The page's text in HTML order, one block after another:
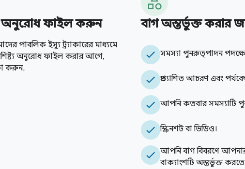
অনুরোধ ফাইল করুন
পাবলিক ইস্যু ট্র্যাকারের মাধ্যমে
বৈশিষ্ট্য অনুরোধ ফাইল করার আগে,
করুন.
বাগ অন্তর্ভুক্ত করার
check সমস্যা পুনরুত্পাদন
check প্রত্যাশিত আচরণ এবং
check আপনি কতবার সমস্যাটি
check স্ক্রিনশট বা ভিডিও।
check আপনি বাগ বিবরণে আপনার
বাক্যাংশটি অন্তর্ভুক্ত